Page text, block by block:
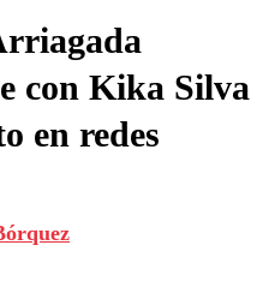
con Kika Silva
en redes